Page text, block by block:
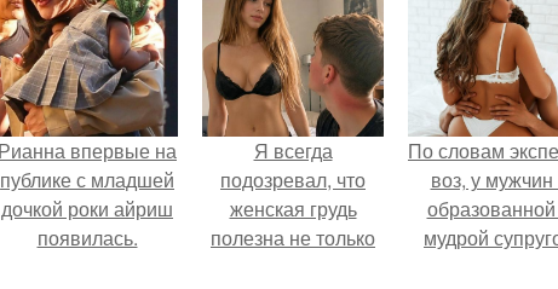
ассоциировалась
последние годы.
прочего
выступила в
сорежиссёра
проекта.
Рианна впервые на
публике с младшей
дочкой роки айриш
появилась.
Я всегда
подозревал, что
женская грудь
полезна не только
По словам
воз, у мужчин
мудрой